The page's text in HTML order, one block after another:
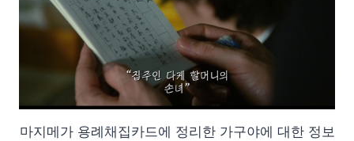
마지메가 용례채집카드에 정리한 가구야에 대한 정보